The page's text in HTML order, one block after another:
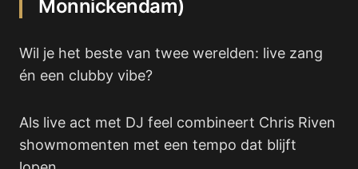
Monnickendam)
Wil je het beste van twee werelden: live zang
én een clubby vibe?
Als live act met DJ feel combineert Chris Riven
showmomenten met een tempo dat blijft